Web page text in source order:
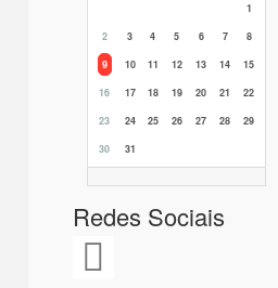
1
2
3 4 5 6 7
8
9
10 11 12 13 14
15
16
17 18 19 20 21
22
23
24 25 26 27 28
29
30
31
Redes Sociais